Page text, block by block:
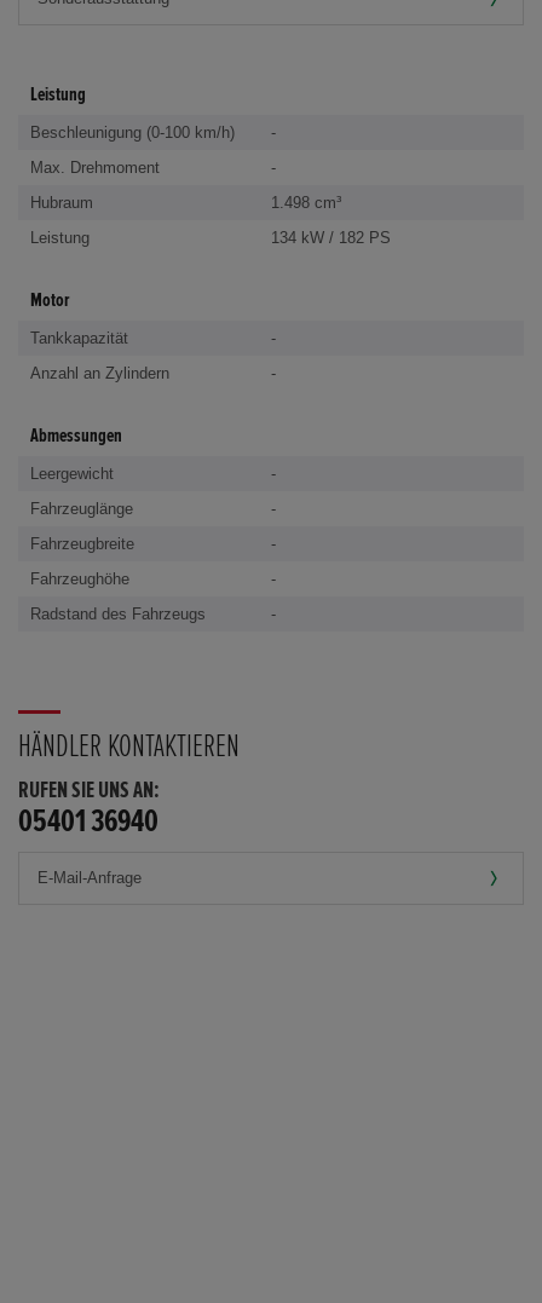
Leistung
Beschleunigung (0-100 km/h)
-
Max. Drehmoment
-
Hubraum
1.498 cm³
Leistung
134 kW / 182 PS
Motor
Tankkapazität
-
Anzahl an Zylindern
-
Abmessungen
Leergewicht
-
Fahrzeuglänge
-
Fahrzeugbreite
-
Fahrzeughöhe
-
Radstand des Fahrzeugs
-
HÄNDLER KONTAKTIEREN
RUFEN SIE UNS AN:
05401 36940